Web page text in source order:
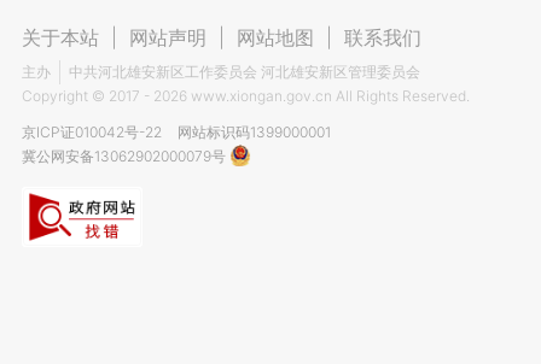
关于本站 网站声明 网站地图 联系我们
主办
中共河北雄安新区工作委员会 河北雄安新区管理委员会
Copyright © 2017 - 2026 www.xiongan.gov.cn All Rights Reserved.
京ICP证010042号-22
网站标识码1399000001
冀公网安备13062902000079号